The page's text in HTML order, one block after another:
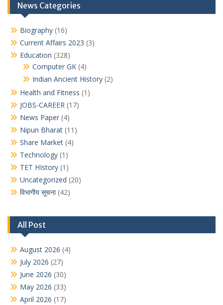
News Categories
Biography (16)
Current Affairs 2023 (3)
Education (328)
Computer GK (4)
Indian Ancient History (2)
Health and Fitness (1)
JOBS-CAREER (17)
News Paper (4)
Nipun Bharat (11)
Share Market (4)
Technology (1)
TET HIstory (1)
Uncategorized (20)
विभागीय सूचना(42)
All Post
August 2026 (4)
July 2026 (27)
June 2026 (30)
May 2026 (33)
April 2026 (17)